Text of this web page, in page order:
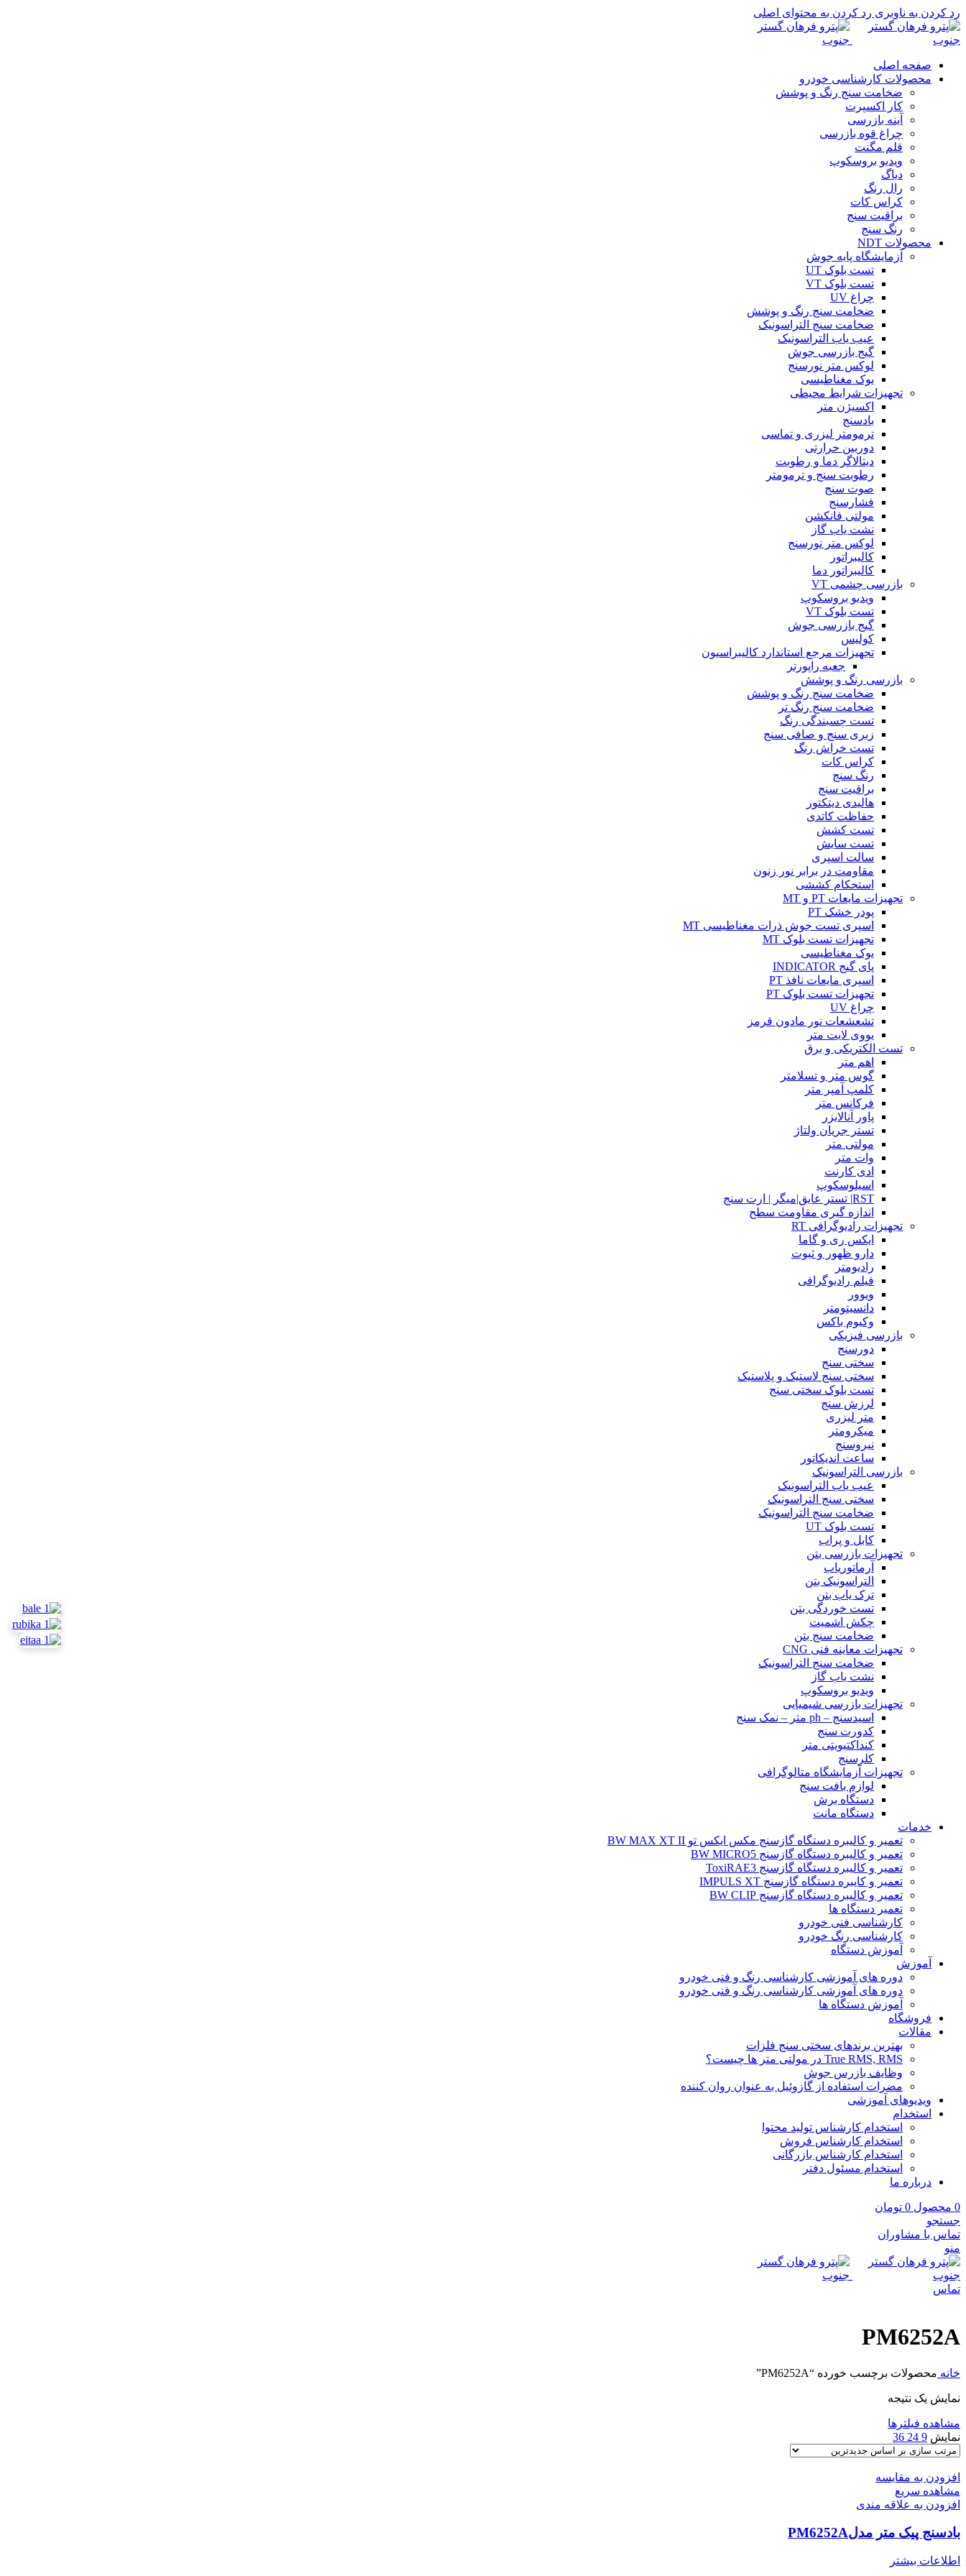
رد کردن به ناوبری رد کردن به محتوای اصلی
صفحه اصلی
محصولات کارشناسی خودرو
ضخامت سنج رنگ و پوشش
کار اکسپرت
آینه بازرسی
چراغ قوه بازرسی
قلم مگنت
ویدیو بروسکوپ
دیاگ
رال رنگ
کراس کات
براقیت سنج
رنگ سنج
محصولات NDT
آزمایشگاه پایه جوش
تست بلوک UT
تست بلوک VT
چراغ UV
ضخامت سنج رنگ و پوشش
ضخامت سنج التراسونیک
عیب یاب التراسونیک
گیج بازرسی جوش
لوکس متر نورسنج
یوک مغناطیسی
تجهیزات شرایط محیطی
اکسیژن متر
بادسنج
ترمومتر لیزری و تماسی
دوربین حرارتی
دیتالاگر دما و رطوبت
رطوبت سنج و ترمومتر
صوت سنج
فشارسنج
مولتی فانکشن
نشت یاب گاز
لوکس متر نورسنج
کالیبراتور
کالیبراتور دما
بازرسی چشمی VT
ویدیو بروسکوپ
تست بلوک VT
گیج بازرسی جوش
کولیس
تجهیزات مرجع استاندارد کالیبراسیون
جعبه راپورتر
بازرسی رنگ و پوشش
ضخامت سنج رنگ و پوشش
ضخامت سنج رنگ تر
تست چسبندگی رنگ
زبری سنج و صافی سنج
تست خراش رنگ
کراس کات
رنگ سنج
براقیت سنج
هالیدی دیتکتور
حفاظت کاتدی
تست کشش
تست سایش
سالت اسپری
مقاومت در برابر نور زنون
استحکام کششی
تجهیزات مایعات PT و MT
پودر خشک PT
اسپری تست جوش ذرات مغناطیسی MT
تجهیزات تست بلوک MT
یوک مغناطیسی
پای گیج INDICATOR
اسپری مایعات نافذ PT
تجهیزات تست بلوک PT
چراغ UV
تشعشعات نور مادون قرمز
یووی لایت متر
تست الکتریکی و برق
اهم متر
گوس متر و تسلامتر
کلمپ آمپر متر
فرکانس متر
پاور آنالایزر
تستر جریان ولتاژ
مولتی متر
وات متر
ادی کارنت
اسیلوسکوپ
RST| تستر عایق|میگر | ارت سنج
اندازه گیری مقاومت سطح
تجهیزات رادیوگرافی RT
ایکس ری و گاما
دارو ظهور و ثبوت
رادیومتر
فیلم رادیوگرافی
ویوور
دانسیتومتر
وکیوم باکس
بازرسی فیزیکی
دورسنج
سختی سنج
سختی سنج لاستیک و پلاستیک
تست بلوک سختی سنج
لرزش سنج
متر لیزری
میکرومتر
نیروسنج
ساعت اندیکاتور
بازرسی التراسونیک
عیب یاب التراسونیک
سختی سنج التراسونیک
ضخامت سنج التراسونیک
تست بلوک UT
کابل و پراب
تجهیزات بازرسی بتن
آرماتوریاب
التراسونیک بتن
ترک یاب بتن
تست خوردگی بتن
چکش اشمیت
ضخامت سنج بتن
تجهیزات معاینه فنی CNG
ضخامت سنج التراسونیک
نشت یاب گاز
ویدیو بروسکوپ
تجهیزات بازرسی شیمیایی
اسیدسنج – ph متر – نمک سنج
کدورت سنج
کنداکتیویتی متر
کلرسنج
تجهیزات آزمایشگاه متالوگرافی
لوازم بافت سنج
دستگاه برش
دستگاه مانت
خدمات
تعمیر و کالیبره دستگاه گازسنج مکس ایکس تو BW MAX XT II
تعمیر و کالیبره دستگاه گازسنج BW MICRO5
تعمیر و کالیبره دستگاه گازسنج ToxiRAE3
تعمیر و کایبره دستگاه گازسنج IMPULS XT
تعمیر و کالیبره دستگاه گازسنج BW CLIP
تعمیر دستگاه ها
کارشناسی فنی خودرو
کارشناسی رنگ خودرو
آموزش دستگاه
آموزش
دوره های آموزشی کارشناسی رنگ و فنی خودرو
دوره های آموزشی کارشناسی رنگ و فنی خودرو
آموزش دستگاه ها
فروشگاه
مقالات
بهترین برندهای سختی سنج فلزات
True RMS, RMS در مولتی متر ها چیست؟
وظایف بازرس جوش
مضرات استفاده از گازوئیل به عنوان روان کننده
ویدیوهای آموزشی
استخدام
استخدام کارشناس تولید محتوا
استخدام کارشناس فروش
استخدام کارشناس بازرگانی
استخدام مسئول دفتر
درباره ما
0 محصول 0 تومان
جستجو
تماس با مشاوران
منو
تماس
PM6252A
خانه محصولات برچسب خورده “PM6252A”
نمایش یک نتیجه
مشاهده فیلترها
نمایش 9
24
36
افزودن به مقایسه
مشاهده سریع
افزودن به علاقه مندی
بادسنج پیک متر مدلPM6252A
اطلاعات بیشتر